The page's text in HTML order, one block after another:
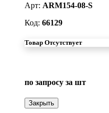
Арт: ARM154-08-S
Код: 66129
Товар Отсутствует
по запросу за шт
Закрыть